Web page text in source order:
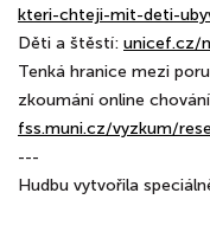
kteri-chteji-mit-deti-
Děti a štěstí: unicef.cz/
Tenká hranice mezi
zkoumání online
fss.muni.cz/vyzkum/
---
Hudbu vytvořila